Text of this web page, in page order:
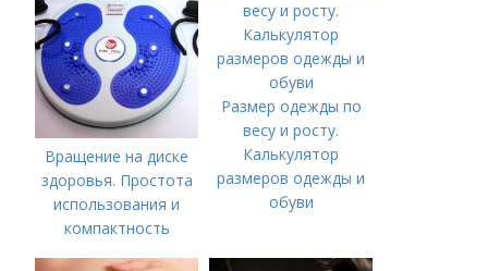
Вращение на диске
здоровья. Простота
использования и
компактность
Размер одежды по
весу и росту.
Калькулятор
размеров одежды и
обуви